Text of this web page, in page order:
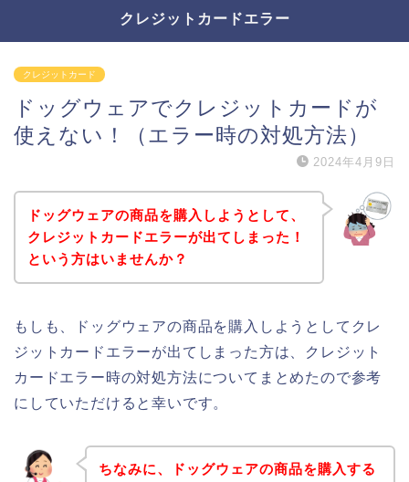
クレジットカードエラー
クレジットカード
ドッグウェアでクレジットカードが
使えない！（エラー時の対処方法）
2024年4月9日
ドッグウェアの商品を購入しようとして、
クレジットカードエラーが出てしまった！
という方はいませんか？
もしも、ドッグウェアの商品を購入しようとしてクレ
ジットカードエラーが出てしまった方は、クレジット
カードエラー時の対処方法についてまとめたので参考
にしていただけると幸いです。
ちなみに、ドッグウェアの商品を購入する